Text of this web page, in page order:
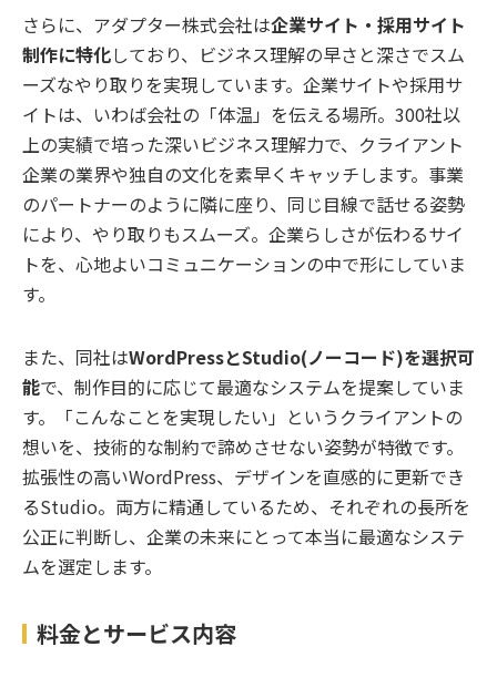
さらに、アダプター株式会社は企業サイト・採用サイト
制作に特化しており、ビジネス理解の早さと深さでスム
ーズなやり取りを実現しています。企業サイトや採用サ
イトは、いわば会社の「体温」を伝える場所。300社以
上の実績で培った深いビジネス理解力で、クライアント
企業の業界や独自の文化を素早くキャッチします。事業
のパートナーのように隣に座り、同じ目線で話せる姿勢
により、やり取りもスムーズ。企業らしさが伝わるサイ
トを、心地よいコミュニケーションの中で形にしていま
す。
また、同社はWordPressとStudio(ノーコード)を選択可
能で、制作目的に応じて最適なシステムを提案していま
す。「こんなことを実現したい」というクライアントの
想いを、技術的な制約で諦めさせない姿勢が特徴です。
拡張性の高いWordPress、デザインを直感的に更新でき
るStudio。両方に精通しているため、それぞれの長所を
公正に判断し、企業の未来にとって本当に最適なシステ
ムを選定します。
料金とサービス内容